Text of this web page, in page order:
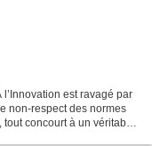
est ravagé par
non-respect des normes
concourt à un véritable